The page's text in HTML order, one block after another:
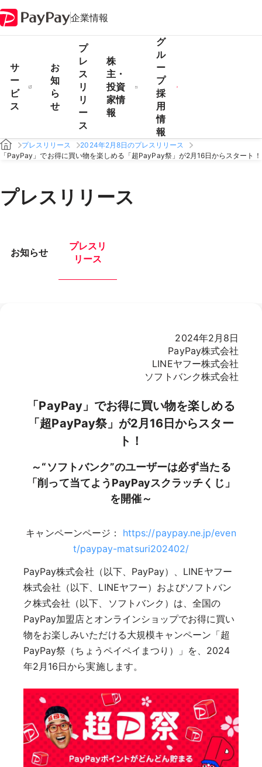
企業情報
サ
ー
ビ
ス
お
知
ら
せ
プ
レ
ス
リ
リ
ー
ス
株
主・
投資
家情
報
グ
ル
ー
プ
採
用
情
報
プレスリリース
2024年2月8日のプレスリリース
「PayPay」でお得に買い物を楽しめる「超PayPay祭」が2月16日からスタート！
プレスリリース
お知らせ
プレスリ
リース
2024年2月8日
PayPay株式会社
LINEヤフー株式会社
ソフトバンク株式会社
「PayPay」でお得に買い物を楽しめる
「超PayPay祭」が2月16日からスター
ト！
～“ソフトバンク”のユーザーは必ず当たる
「削って当てようPayPayスクラッチくじ」
を開催～
キャンペーンページ： https://paypay.ne.jp/even
t/paypay-matsuri202402/
PayPay株式会社（以下、PayPay）、LINEヤフー
株式会社（以下、LINEヤフー）およびソフトバン
ク株式会社（以下、ソフトバンク）は、全国の
PayPay加盟店とオンラインショップでお得に買い
物をお楽しみいただける大規模キャンペーン「超
PayPay祭（ちょうペイペイまつり）」を、2024
年2月16日から実施します。